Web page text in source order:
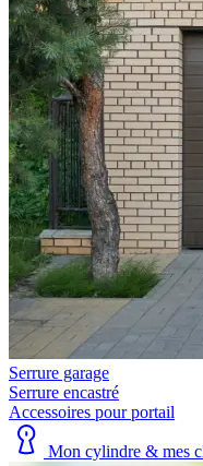
Serrure garage
Serrure encastré
Accessoires pour portail
Mon cylindre & mes